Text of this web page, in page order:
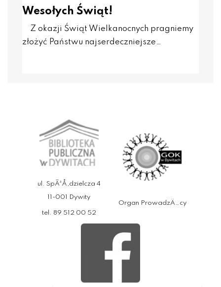
Wesołych Świąt!
Z okazji Świąt Wielkanocnych pragniemy
złożyć Państwu najserdeczniejsze…
ul. SpÃ³Å‚dzielcza 4
11-001 Dywity
tel. 89 512 00 52
Organ ProwadzÄ…cy